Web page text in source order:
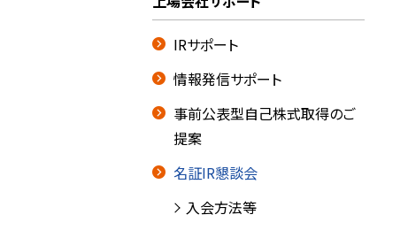
IRサポート
情報発信サポート
事前公表型自己株式取得のご
提案
名証IR懇談会
入会方法等